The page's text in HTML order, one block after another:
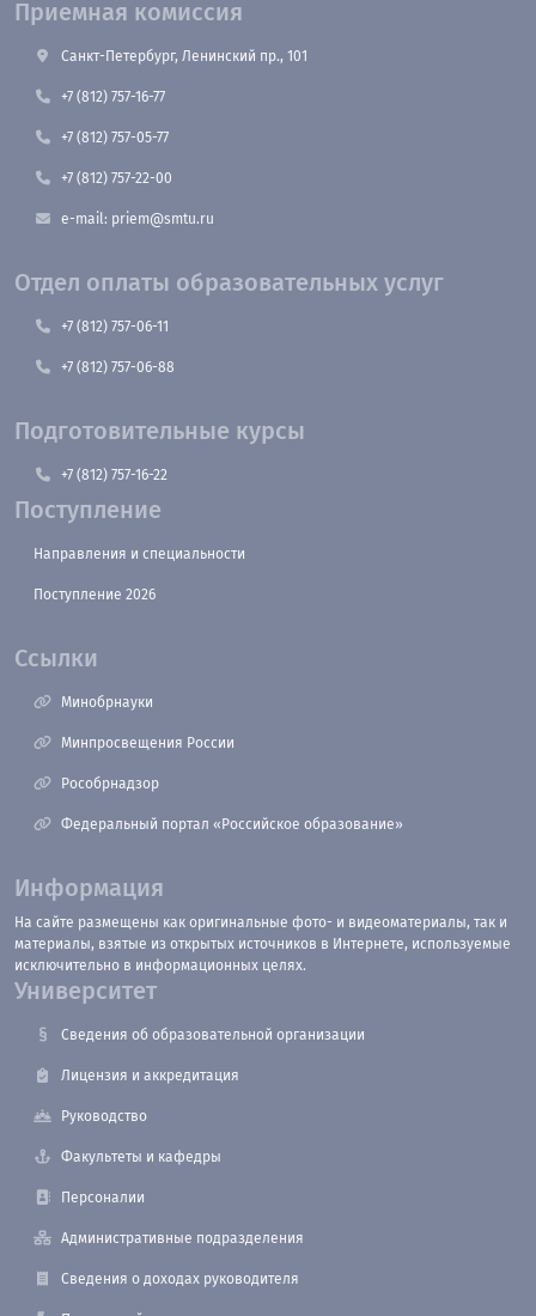
Приемная комиссия
Санкт-Петербург, Ленинский пр., 101
+7 (812) 757-16-77
+7 (812) 757-05-77
+7 (812) 757-22-00
e-mail: priem@smtu.ru
Отдел оплаты образовательных услуг
+7 (812) 757-06-11
+7 (812) 757-06-88
Подготовительные курсы
+7 (812) 757-16-22
Поступление
Направления и специальности
Поступление 2026
Ссылки
Минобрнауки
Минпросвещения России
Рособрнадзор
Федеральный портал «Российское образование»
Информация
На сайте размещены как оригинальные фото- и видеоматериалы, так и
материалы, взятые из открытых источников в Интернете, используемые
исключительно в информационных целях.
Университет
Сведения об образовательной организации
Лицензия и аккредитация
Руководство
Факультеты и кафедры
Персоналии
Административные подразделения
Сведения о доходах руководителя